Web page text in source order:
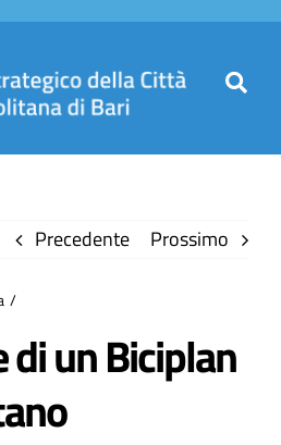
Precedente Prossimo
un Biciplan